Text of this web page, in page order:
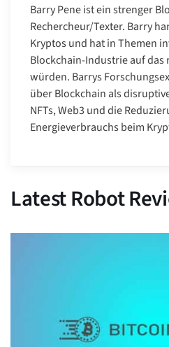
Barry Pene ist ein strenger
Rechercheur/Texter. Barry
Kryptos und hat in Themen
Blockchain-Industrie auf das
würden. Barrys
über Blockchain als
NFTs, Web3 und die
Energieverbrauchs beim
Latest Robot